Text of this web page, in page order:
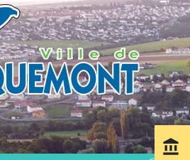
account_balance